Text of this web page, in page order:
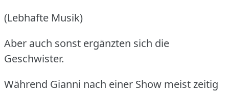
(Lebhafte Musik)
Aber auch sonst ergänzten sich die
Geschwister.
Während Gianni nach einer Show meist zeitig